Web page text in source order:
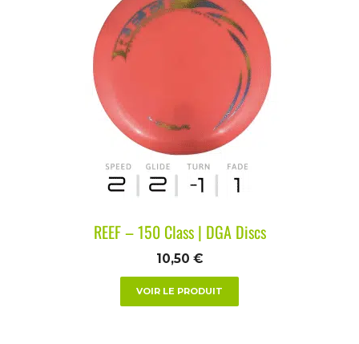
REEF – 150 Class | DGA Discs
10,50 €
VOIR LE PRODUIT